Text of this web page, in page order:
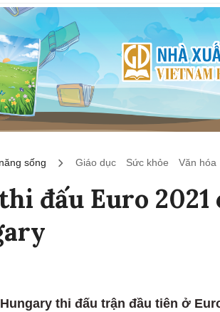
sống Giáo dục Sức khỏe Văn hóa
đấu Euro
thi đấu trận đầu tiên ở